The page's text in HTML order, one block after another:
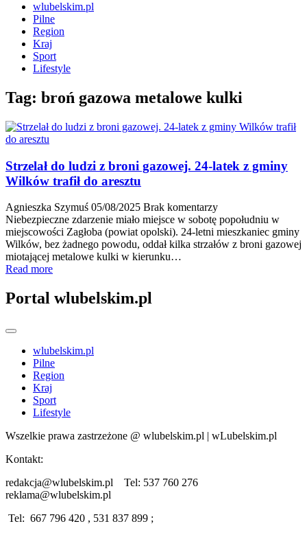
wlubelskim.pl
Pilne
Region
Kraj
Sport
Lifestyle
Tag: broń gazowa metalowe kulki
Strzelał do ludzi z broni gazowej. 24-latek z gminy
Wilków trafił do aresztu
Agnieszka Szymuś 05/08/2025 Brak komentarzy
Niebezpieczne zdarzenie miało miejsce w sobotę popołudniu w
miejscowości Zagłoba (powiat opolski). 24-letni mieszkaniec gminy
Wilków, bez żadnego powodu, oddał kilka strzałów z broni gazowej
miotającej metalowe kulki w kierunku…
Read more
Portal wlubelskim.pl
wlubelskim.pl
Pilne
Region
Kraj
Sport
Lifestyle
Wszelkie prawa zastrzeżone @ wlubelskim.pl | wLubelskim.pl
Kontakt:
redakcja@wlubelskim.pl Tel: 537 760 276
reklama@wlubelskim.pl
Tel: 667 796 420 , 531 837 899 ;